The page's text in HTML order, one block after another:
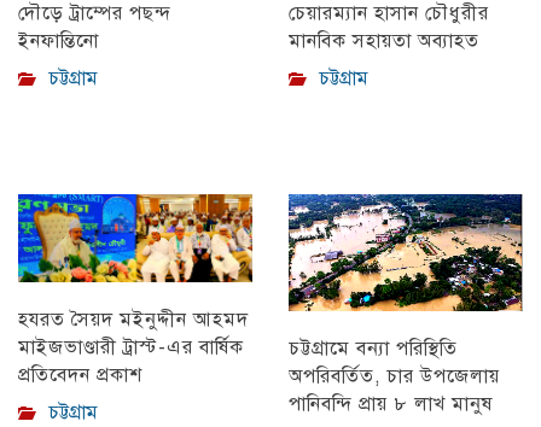
দৌড়ে ট্রাম্পের পছন্দ
ইনফান্তিনো
চট্টগ্রাম
চেয়ারম্যান হাসান চৌধুরীর
মানবিক সহায়তা অব্যাহত
চট্টগ্রাম
হযরত সৈয়দ মইনুদ্দীন আহমদ
মাইজভাণ্ডারী ট্রাস্ট-এর বার্ষিক
প্রতিবেদন প্রকাশ
চট্টগ্রাম
চট্টগ্রামে বন্যা পরিস্থিতি
অপরিবর্তিত, চার উপজেলায়
পানিবন্দি প্রায় ৮ লাখ মানুষ